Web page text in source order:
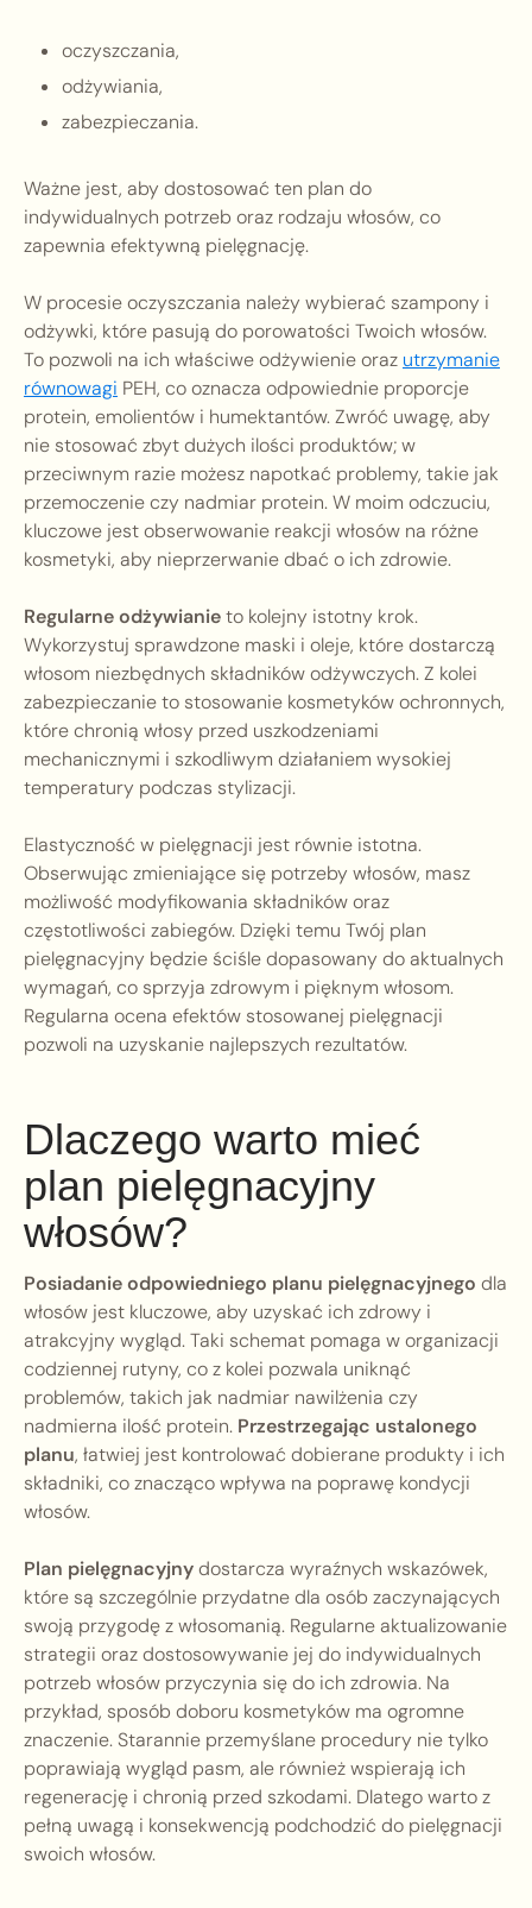
oczyszczania,
odżywiania,
zabezpieczania.
Ważne jest, aby dostosować ten plan do
indywidualnych potrzeb oraz rodzaju włosów, co
zapewnia efektywną pielęgnację.
W procesie oczyszczania należy wybierać szampony i
odżywki, które pasują do porowatości Twoich włosów.
To pozwoli na ich właściwe odżywienie oraz utrzymanie
równowagi PEH, co oznacza odpowiednie proporcje
protein, emolientów i humektantów. Zwróć uwagę, aby
nie stosować zbyt dużych ilości produktów; w
przeciwnym razie możesz napotkać problemy, takie jak
przemoczenie czy nadmiar protein. W moim odczuciu,
kluczowe jest obserwowanie reakcji włosów na różne
kosmetyki, aby nieprzerwanie dbać o ich zdrowie.
Regularne odżywianieto kolejny istotny krok.
Wykorzystuj sprawdzone maski i oleje, które dostarczą
włosom niezbędnych składników odżywczych. Z kolei
zabezpieczanie to stosowanie kosmetyków ochronnych,
które chronią włosy przed uszkodzeniami
mechanicznymi i szkodliwym działaniem wysokiej
temperatury podczas stylizacji.
Elastyczność w pielęgnacji jest równie istotna.
Obserwując zmieniające się potrzeby włosów, masz
możliwość modyfikowania składników oraz
częstotliwości zabiegów. Dzięki temu Twój plan
pielęgnacyjny będzie ściśle dopasowany do aktualnych
wymagań, co sprzyja zdrowym i pięknym włosom.
Regularna ocena efektów stosowanej pielęgnacji
pozwoli na uzyskanie najlepszych rezultatów.
Dlaczego warto mieć
plan pielęgnacyjny
włosów?
Posiadanie odpowiedniego planu pielęgnacyjnego dla
włosów jest kluczowe, aby uzyskać ich zdrowy i
atrakcyjny wygląd. Taki schemat pomaga w organizacji
codziennej rutyny, co z kolei pozwala uniknąć
problemów, takich jak nadmiar nawilżenia czy
nadmierna ilość protein. Przestrzegając ustalonego
planu, łatwiej jest kontrolować dobierane produkty i ich
składniki, co znacząco wpływa na poprawę kondycji
włosów.
Plan pielęgnacyjnydostarcza wyraźnych wskazówek,
które są szczególnie przydatne dla osób zaczynających
swoją przygodę z włosomanią. Regularne aktualizowanie
strategii oraz dostosowywanie jej do indywidualnych
potrzeb włosów przyczynia się do ich zdrowia. Na
przykład, sposób doboru kosmetyków ma ogromne
znaczenie. Starannie przemyślane procedury nie tylko
poprawiają wygląd pasm, ale również wspierają ich
regenerację i chronią przed szkodami. Dlatego warto z
pełną uwagą i konsekwencją podchodzić do pielęgnacji
swoich włosów.